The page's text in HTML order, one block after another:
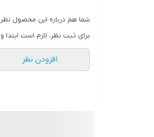
شما هم درباره این محصول
برای ثبت نظر، لازم است
افزودن نظر